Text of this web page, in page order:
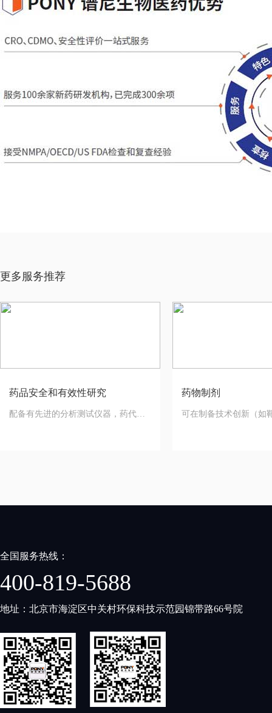
更多服务推荐
药品安全和有效性研究
配备有先进的分析测试仪器，药代和
药物制剂
可在制备技术创新（如
全国服务热线：
400-819-5688
地址：北京市海淀区中关村环保科技示范园锦带路66号院